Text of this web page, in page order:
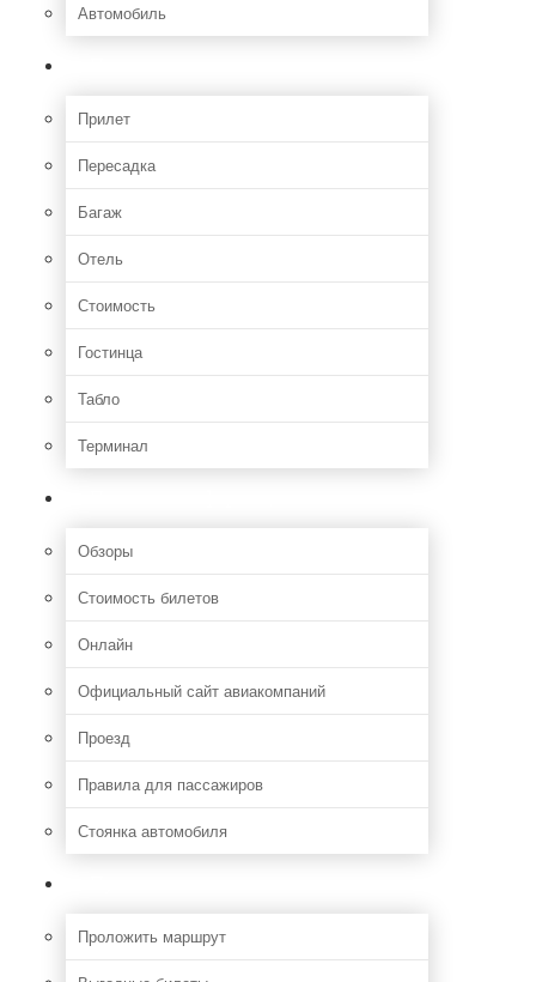
Автомобиль
Прилет
Пересадка
Багаж
Отель
Стоимость
Гостинца
Табло
Терминал
Обзоры
Стоимость билетов
Онлайн
Официальный сайт авиакомпаний
Проезд
Правила для пассажиров
Стоянка автомобиля
Проложить маршрут